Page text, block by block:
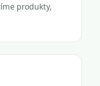
produkty,